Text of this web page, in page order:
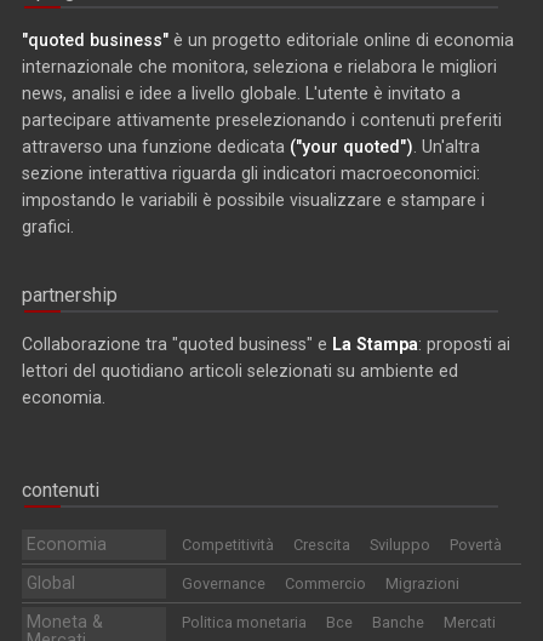
"quoted business" è un progetto editoriale online di economia
internazionale che monitora, seleziona e rielabora le migliori
news, analisi e idee a livello globale. L'utente è invitato a
partecipare attivamente preselezionando i contenuti preferiti
attraverso una funzione dedicata ("your quoted") . Un'altra
sezione interattiva riguarda gli indicatori macroeconomici:
impostando le variabili è possibile visualizzare e stampare i
grafici.
partnership
Collaborazione tra "quoted business" e La Stampa: proposti ai
lettori del quotidiano articoli selezionati su ambiente ed
economia.
contenuti
Economia Competitività Crescita Sviluppo Povertà
Global Governance Commercio Migrazioni
Moneta &
Politica monetaria Bce Banche Mercati